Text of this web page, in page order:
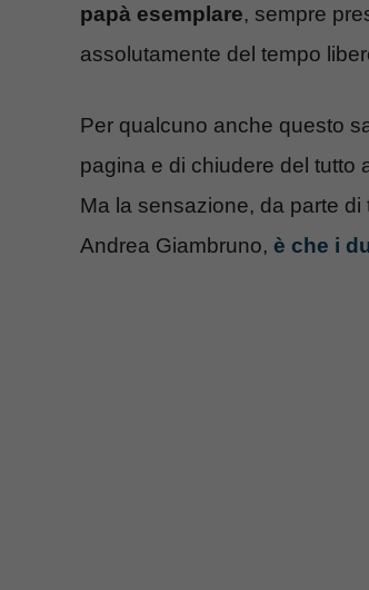
papà esemplare, sempre
assolutamente del tempo
Per qualcuno anche questo
pagina e di chiudere del tutto
Ma la sensazione, da parte
Andrea Giambruno, è che i